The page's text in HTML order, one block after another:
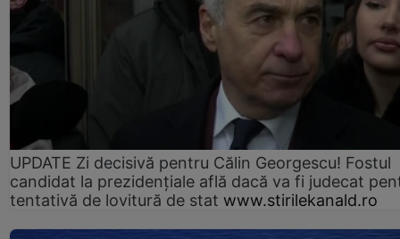
UPDATE Zi decisivă pentru Călin Georgescu! Fostul
candidat la prezidențiale află dacă va fi judecat
tentativă de lovitură de stat www.stirilekanald.ro